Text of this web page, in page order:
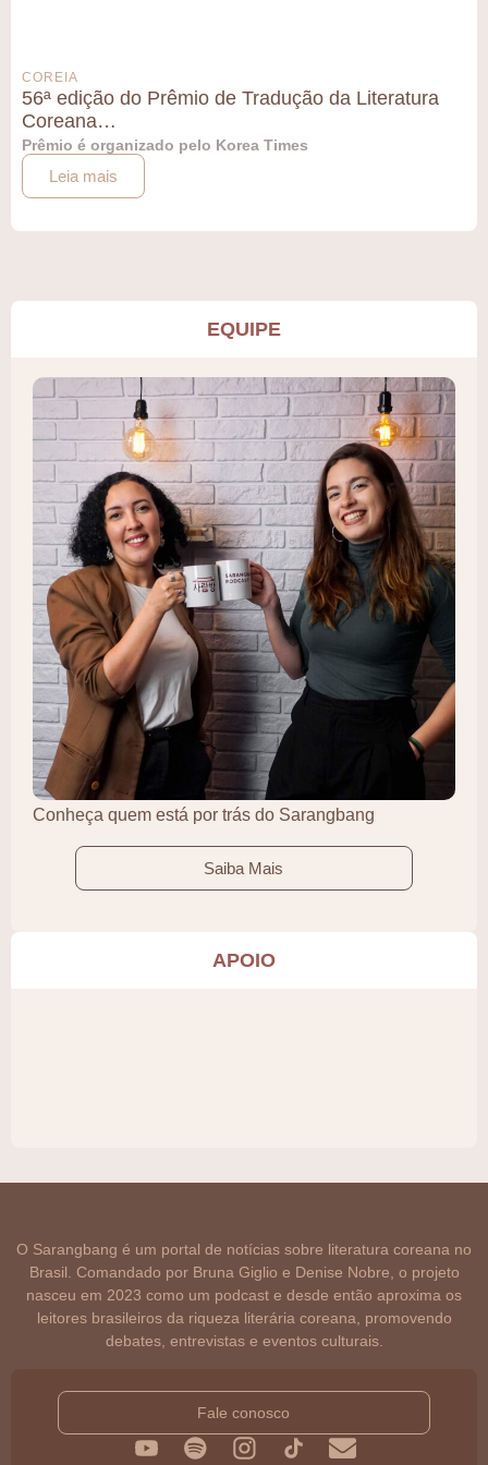
COREIA
56ª edição do Prêmio de Tradução da Literatura
Coreana…
Prêmio é organizado pelo Korea Times
Leia mais
EQUIPE
Conheça quem está por trás do Sarangbang
Saiba Mais
APOIO
O Sarangbang é um portal de notícias sobre literatura coreana no
Brasil. Comandado por Bruna Giglio e Denise Nobre, o projeto
nasceu em 2023 como um podcast e desde então aproxima os
leitores brasileiros da riqueza literária coreana, promovendo
debates, entrevistas e eventos culturais.
Fale conosco